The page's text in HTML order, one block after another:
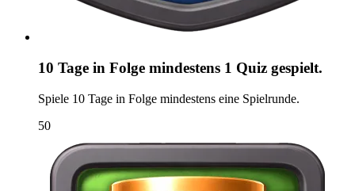
10 Tage in Folge mindestens 1 Quiz gespielt.
Spiele 10 Tage in Folge mindestens eine Spielrunde.
50